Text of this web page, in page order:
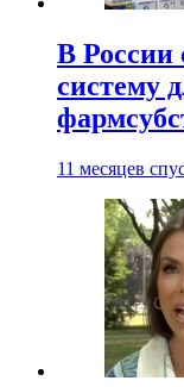
В России
систему
11 месяцев